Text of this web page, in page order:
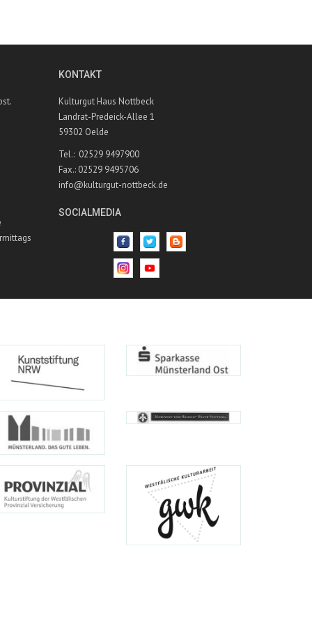
KONTAKT
Kulturgut Haus Nottbeck
Landrat-Predeick-Allee 1
59302 Oelde
Tel.: 02529 9497900
Fax.: 02529 9495706
info@kulturgut-nottbeck.de
SOCIALMEDIA